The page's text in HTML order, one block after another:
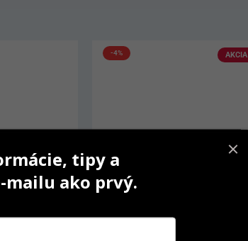
AKCIA
-4%
tipy a
ako prvý.